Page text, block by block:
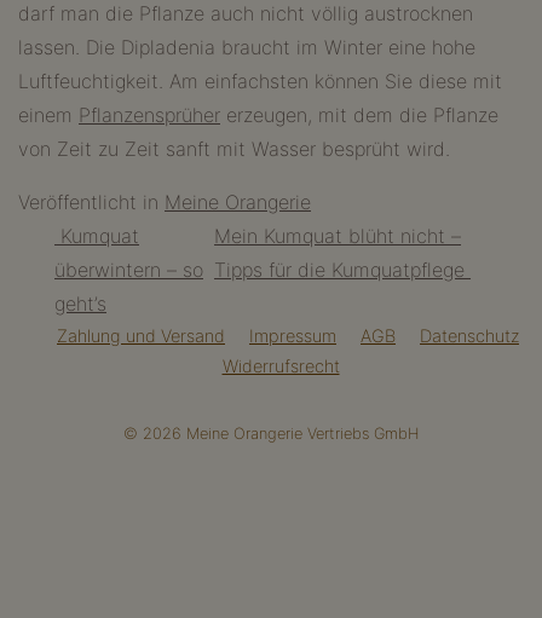
darf man die Pflanze auch nicht völlig austrocknen
lassen. Die Dipladenia braucht im Winter eine hohe
Luftfeuchtigkeit. Am einfachsten können Sie diese mit
einem Pflanzensprüher erzeugen, mit dem die Pflanze
von Zeit zu Zeit sanft mit Wasser besprüht wird.
Veröffentlicht in Meine Orangerie
Beitragsnavigation
Kumquat
überwintern – so
geht’s
Mein Kumquat blüht nicht –
Tipps für die Kumquatpflege
Zahlung und Versand Impressum AGB
Datenschutz
Widerrufsrecht
© 2026 Meine Orangerie Vertriebs GmbH